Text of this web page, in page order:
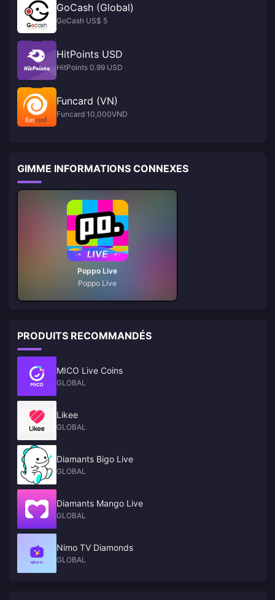
GoCash (Global)
GoCash US$ 5
HitPoints USD
HitPoints 0.99 USD
Funcard (VN)
Funcard 10,000VND
GIMME INFORMATIONS CONNEXES
Poppo Live
Poppo Live
PRODUITS RECOMMANDÉS
MICO Live Coins
GLOBAL
Likee
GLOBAL
Diamants Bigo Live
GLOBAL
Diamants Mango Live
GLOBAL
Nimo TV Diamonds
GLOBAL